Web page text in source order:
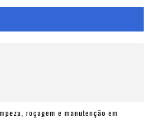
roçagem e manutenção em